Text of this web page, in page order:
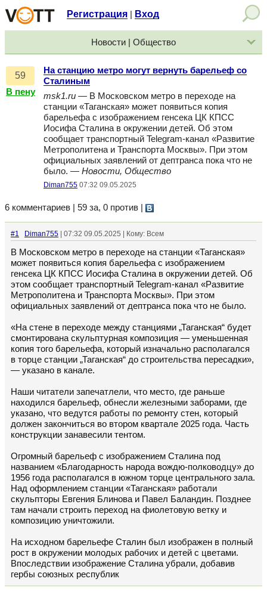
Регистрация Вход
Новости | Общество
59
В пену
На станцию метро могут вернуть барельеф со
Сталиным
msk1.ru — В Московском метро в переходе на
станции «Таганская» может появиться копия
барельефа с изображением генсека ЦК КПСС
Иосифа Сталина в окружении детей. Об этом
сообщает транспортный Telegram-канал «Развитие
Метрополитена и Транспорта Москвы». При этом
официальных заявлений от дептранса пока что не
было. — Новости, Общество
Diman755 07:32 09.05.2025
6 комментариев | 59 за, 0 против
#1 Diman755 | 07:32 09.05.2025 | Кому: Всем
В Московском метро в переходе на станции «Таганская»
может появиться копия барельефа с изображением
генсека ЦК КПСС Иосифа Сталина в окружении детей. Об
этом сообщает транспортный Telegram-канал «Развитие
Метрополитена и Транспорта Москвы». При этом
официальных заявлений от дептранса пока что не было.
«На стене в переходе между станциями „Таганская“ будет
смонтирована скульптурная композиция — уменьшенная
копия того барельефа, который изначально располагался
в торце станции „Таганская“ до строительства пересадки»,
— указано в канале.
Наши читатели запечатлели, что место, где раньше
находился барельеф, обнесли железными заборами, где
указано, что ведутся работы по ремонту стен, который
должен закончиться во втором квартале 2025 года. Часть
конструкции занавесили тентом.
Огромный барельеф с изображением Сталина под
названием «Благодарность народа вождю-полководцу» до
1956 года располагался в южном торце центрального зала.
Над оформлением станции «Таганская» работали
скульпторы Евгения Блинова и Павел Баландин. Позднее
там начали строить переход на фиолетовую ветку и
композицию уничтожили.
На исходном барельефе Сталин был изображен в полный
рост в окружении молодых рабочих и детей с цветами.
Впоследствии изображение Сталина убрали, добавив
гербы союзных республик